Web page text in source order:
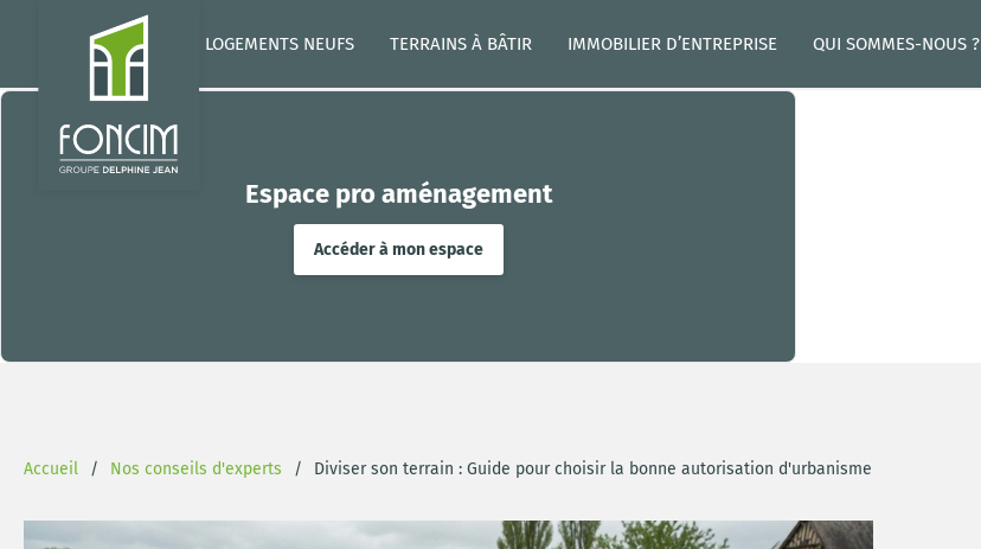
LOGEMENTS NEUFS TERRAINS À BÂTIR IMMOBILIER D’ENTREPRISE QUI SOMMES-NOUS ?
Espace pro aménagement
Accéder à mon espace
Accueil Nos conseils d'experts Diviser son terrain : Guide pour choisir la bonne autorisation d'urbanisme